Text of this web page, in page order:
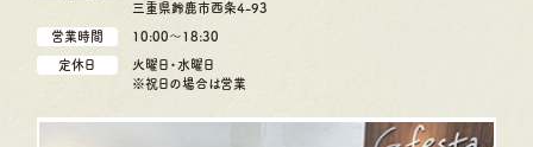
三重県鈴鹿市西条4-93
営業時間 10:00〜18:30
定休日
火曜日・水曜日
※祝日の場合は営業